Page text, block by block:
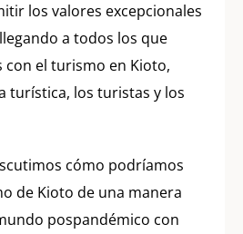
los valores excepcionales
a todos los que
con el turismo en Kioto,
turística, los turistas y los
cómo podríamos
de Kioto de una manera
pospandémico con